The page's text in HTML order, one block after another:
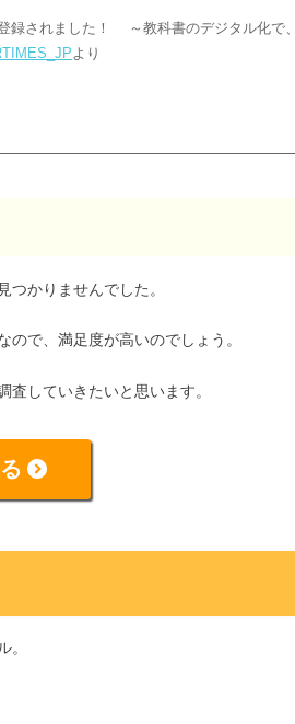
録されました！ ～教科書のデジタル化で、
より
かりませんでした。
で、満足度が高いのでしょう。
していきたいと思います。
。